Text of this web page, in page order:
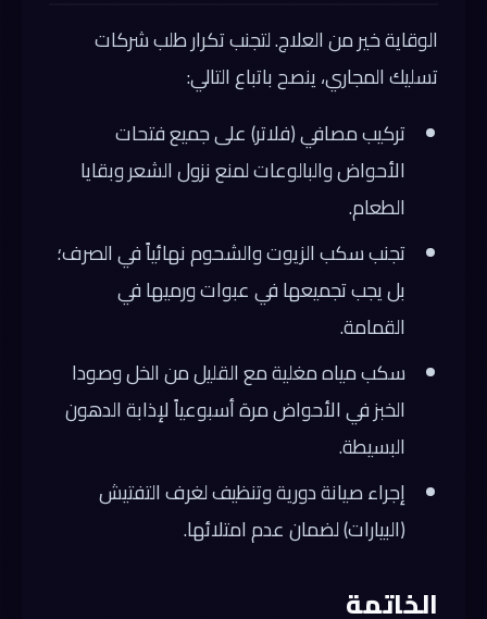
الوقاية خير من العلاج. لتجنب تكرار طلب شركات
تسليك المجاري، ينصح باتباع التالي:
تركيب مصافي (فلاتر) على جميع فتحات
الأحواض والبالوعات لمنع نزول الشعر وبقايا
الطعام.
تجنب سكب الزيوت والشحوم نهائياً في الصرف؛
بل يجب تجميعها في عبوات ورميها في
القمامة.
سكب مياه مغلية مع القليل من الخل وصودا
الخبز في الأحواض مرة أسبوعياً لإذابة الدهون
البسيطة.
إجراء صيانة دورية وتنظيف لغرف التفتيش
(البيارات) لضمان عدم امتلائها.
الخاتمة